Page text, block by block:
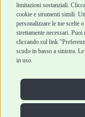
limitazioni sostanziali.
cookie e strumenti simili.
personalizzare le tue scelte
strettamente necessari.
cliccando sul link
scudo in basso a sinistra.
in uso.
Robinson Pet Shop
Via V. Giovanni
P.iva 04095130409 |
Copyright © 2025
Privacy